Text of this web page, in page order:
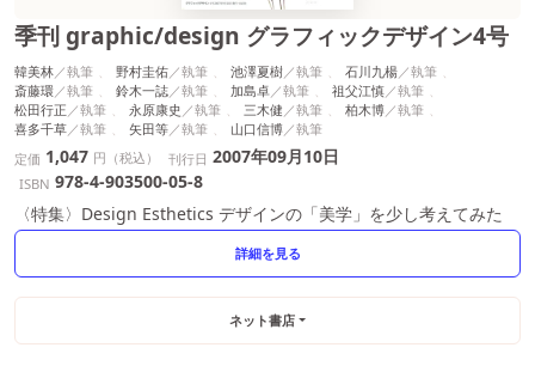
季刊 graphic/design グラフィックデザイン4号
韓美林 野村圭佑 池澤夏樹
石川九楊
斎藤環
鈴木一誌 加島卓
祖父江慎
松田行正
永原康史 三木健
柏木博
喜多千草
矢田等
山口信博
定価 1,047 円（税込） 刊行日 2007年09月10日
ISBN 978-4-903500-05-8
〈特集〉Design Esthetics デザインの「美学」を少し考えてみた
詳細を見る
ネット書店